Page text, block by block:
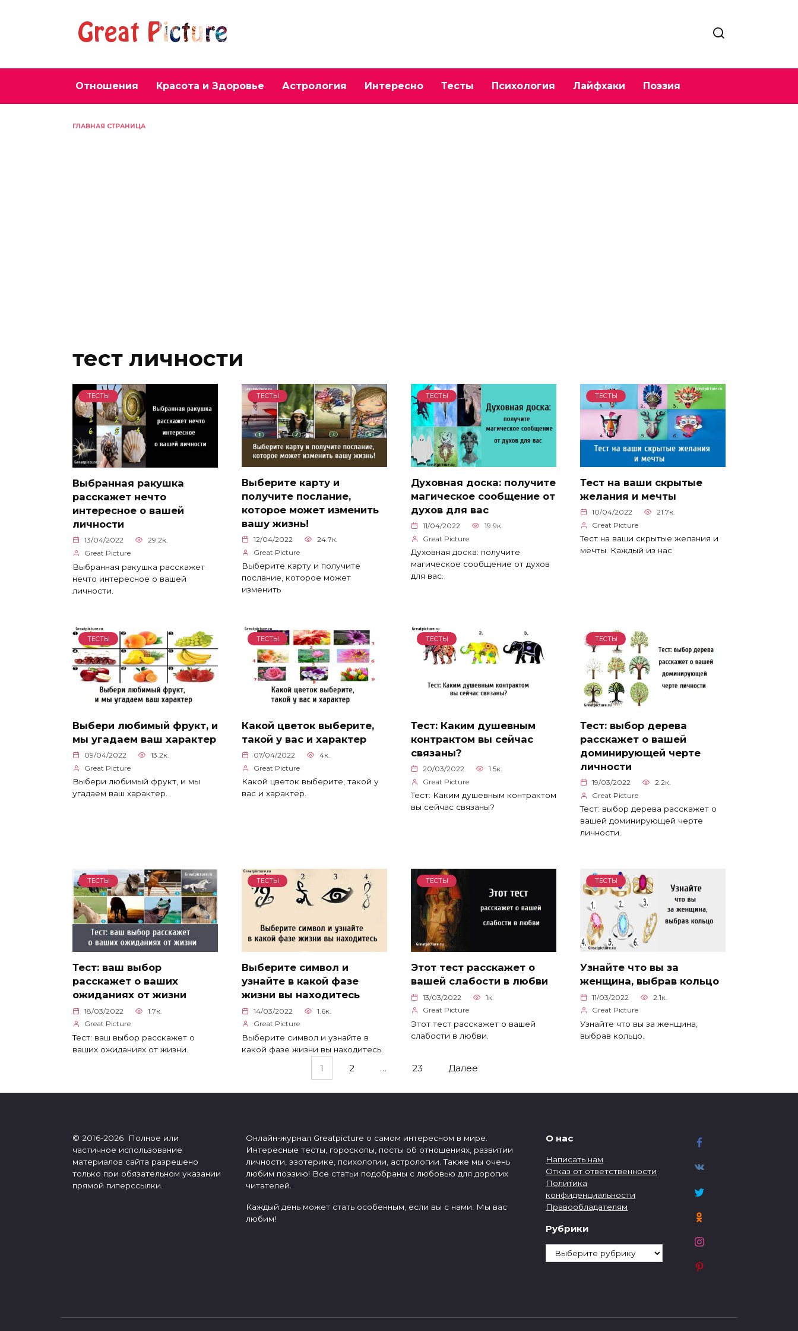
Отношения Красота и Здоровье Астрология Интересно Тесты Психология Лайфхаки Поэзия
ГЛАВНАЯ СТРАНИЦА
тест личности
ТЕСТЫ
Выбранная ракушка
расскажет нечто
интересное о вашей
личности
13/04/2022
29.2к.
Great Picture
Выбранная ракушка расскажет
нечто интересное о вашей
личности.
ТЕСТЫ
Выберите карту и
получите послание,
которое может изменить
вашу жизнь!
12/04/2022
24.7к.
Great Picture
Выберите карту и получите
послание, которое может
изменить
ТЕСТЫ
Духовная доска: получите
магическое сообщение от
духов для вас
11/04/2022
19.9к.
Great Picture
Духовная доска: получите
магическое сообщение от духов
для вас.
ТЕСТЫ
Тест на ваши скрытые
желания и мечты
10/04/2022
21.7к.
Great Picture
Тест на ваши скрытые желания и
мечты. Каждый из нас
ТЕСТЫ
Выбери любимый фрукт, и
мы угадаем ваш характер
09/04/2022
13.2к.
Great Picture
Выбери любимый фрукт, и мы
угадаем ваш характер.
ТЕСТЫ
Какой цветок выберите,
такой у вас и характер
07/04/2022
4к.
Great Picture
Какой цветок выберите, такой у
вас и характер.
ТЕСТЫ
Тест: Каким душевным
контрактом вы сейчас
связаны?
20/03/2022
1.5к.
Great Picture
Тест: Каким душевным контрактом
вы сейчас связаны?
ТЕСТЫ
Тест: выбор дерева
расскажет о вашей
доминирующей черте
личности
19/03/2022
2.2к.
Great Picture
Тест: выбор дерева расскажет о
вашей доминирующей черте
личности.
ТЕСТЫ
Тест: ваш выбор
расскажет о ваших
ожиданиях от жизни
18/03/2022
1.7к.
Great Picture
Тест: ваш выбор расскажет о
ваших ожиданиях от жизни.
ТЕСТЫ
Выберите символ и
узнайте в какой фазе
жизни вы находитесь
14/03/2022
1.6к.
Great Picture
Выберите символ и узнайте в
какой фазе жизни вы находитесь.
ТЕСТЫ
Этот тест расскажет о
вашей слабости в любви
13/03/2022
1к.
Great Picture
Этот тест расскажет о вашей
слабости в любви.
ТЕСТЫ
Узнайте что вы за
женщина, выбрав кольцо
11/03/2022
2.1к.
Great Picture
Узнайте что вы за женщина,
выбрав кольцо.
1 2 … 23 Далее
© 2016-2026 Полное или
частичное использование
материалов сайта разрешено
только при обязательном указании
прямой гиперссылки.
Онлайн-журнал Greatpicture о самом интересном в мире.
Интересные тесты, гороскопы, посты об отношениях, развитии
личности, эзотерике, психологии, астрологии. Также мы очень
любим поэзию! Все статьи подобраны с любовью для дорогих
читателей.
Каждый день может стать особенным, если вы с нами. Мы вас
любим!
О нас
Написать нам
Отказ от ответственности
Политика
конфиденциальности
Правообладателям
Рубрики
Рубрики